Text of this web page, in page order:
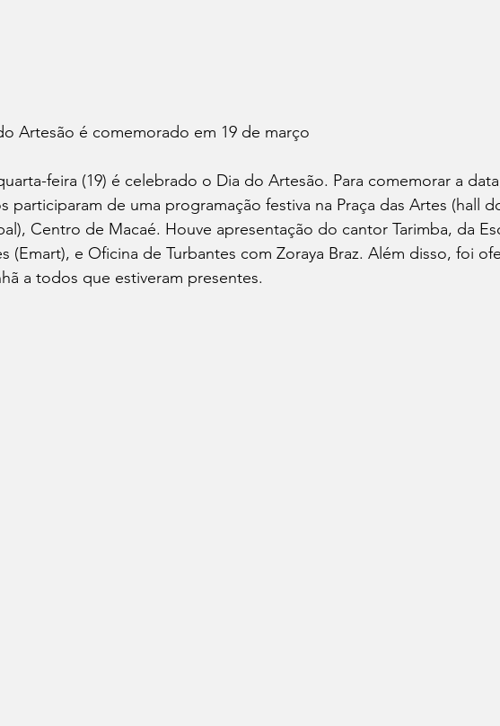
Artesão é comemorado em 19 de março
feira (19) é celebrado o Dia do Artesão. Para comemorar a
participaram de uma programação festiva na Praça das Artes (hall
Centro de Macaé. Houve apresentação do cantor Tarimba, da
(Emart), e Oficina de Turbantes com Zoraya Braz. Além disso, foi
a todos que estiveram presentes.